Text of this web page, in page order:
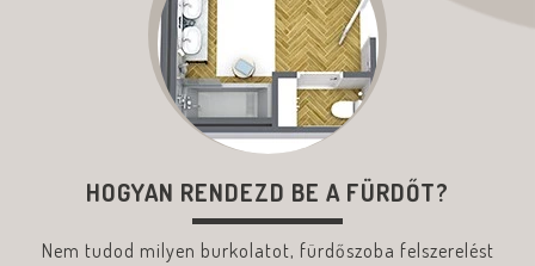
HOGYAN RENDEZD BE A FÜRDŐT?
Nem tudod milyen burkolatot, fürdőszoba felszerelést